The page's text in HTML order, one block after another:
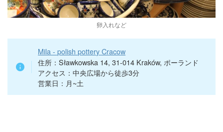
卵入れなど
Mila - polish pottery Cracow
住所：Sławkowska 14, 31-014 Kraków, ポーランド
アクセス：中央広場から徒歩3分
営業日：月~土